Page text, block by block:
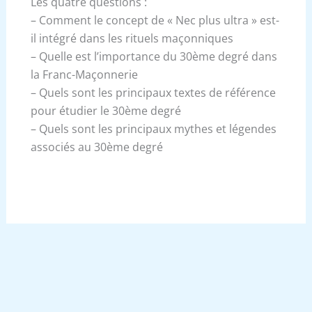
– Comment le concept de « Nec plus ultra » est-
il intégré dans les rituels maçonniques
– Quelle est l’importance du 30ème degré dans
la Franc-Maçonnerie
– Quels sont les principaux textes de référence
pour étudier le 30ème degré
– Quels sont les principaux mythes et légendes
associés au 30ème degré